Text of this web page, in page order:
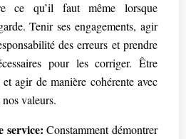
ce qu’il faut même lorsque
Tenir ses engagements, agir
des erreurs et prendre
pour les corriger. Être
agir de manière cohérente avec
valeurs.
service: Constamment démontrer